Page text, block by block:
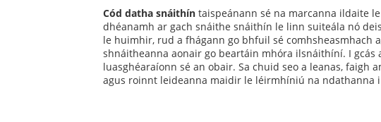
Cód datha snáithín taispeánann sé na marcanna ildaite
dhéanamh ar gach snáithe snáithín le linn suiteála nó
le huimhir, rud a fhágann go bhfuil sé comhsheasmhach
shnáitheanna aonair go beartáin mhóra ilsnáithíní. I
luasghéaraíonn sé an obair. Sa chuid seo a leanas,
agus roinnt leideanna maidir le léirmhíniú na ndathanna